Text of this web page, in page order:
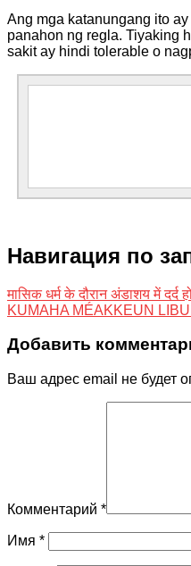
Ang mga katanungang ito
panahon ng regla. Tiyaking
sakit ay hindi tolerable o
Навигация по
मासिक धर्म के दौरान अंडाशय में दर्द
KUMAHA MÉAKKEUN
Добавить
Ваш адрес email не будет
Комментарий *
Имя *